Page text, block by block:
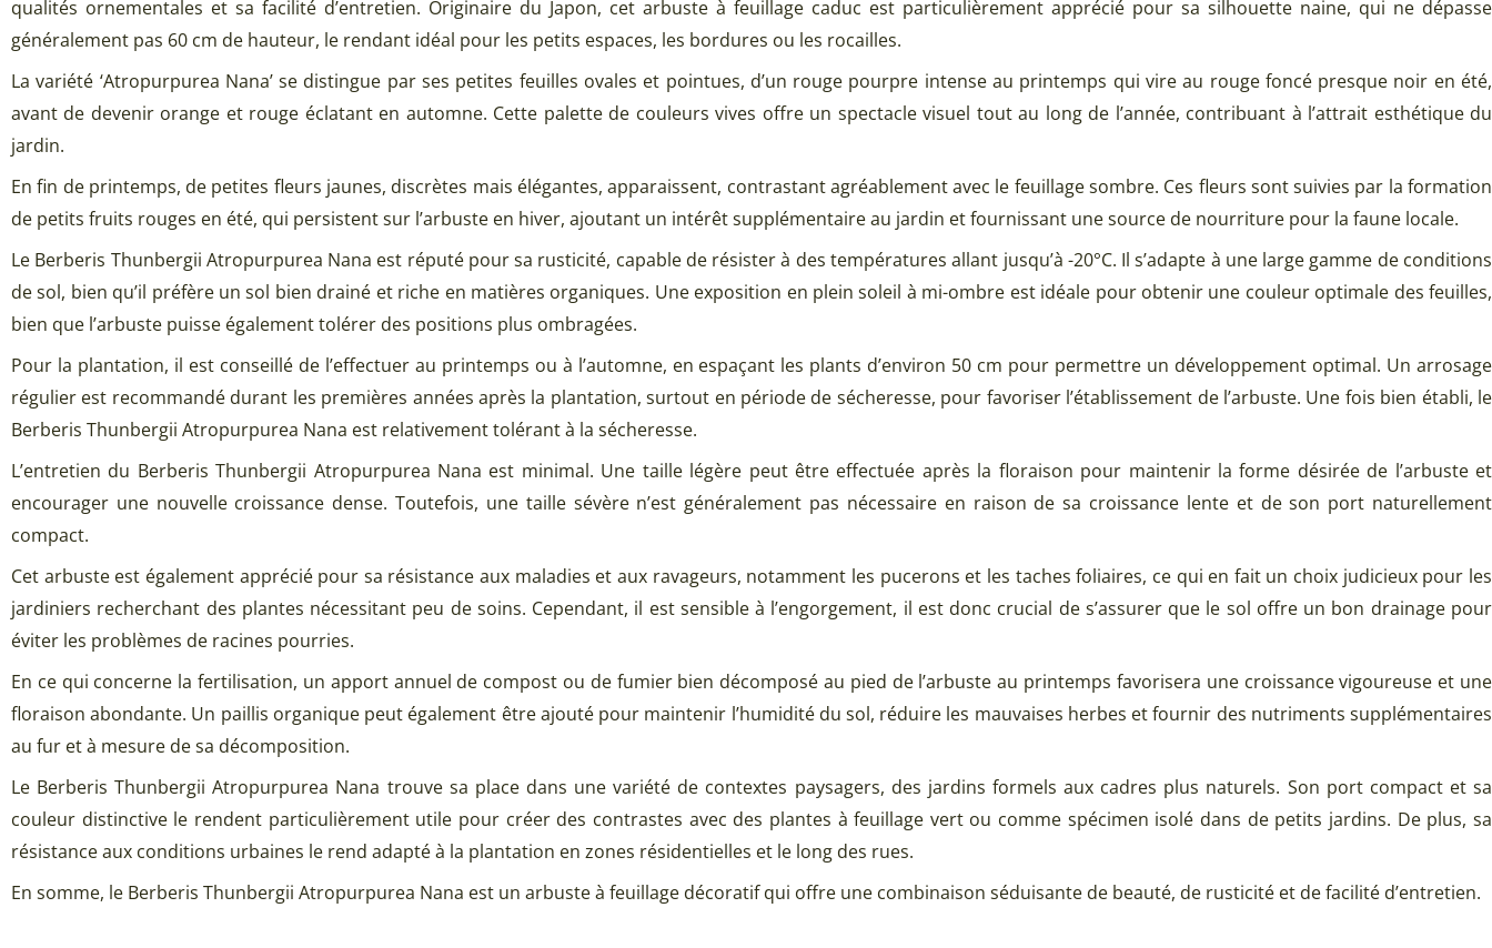
qualités ornementales et sa facilité d’entretien. Originaire du Japon, cet arbuste à feuillage caduc est particulièrement apprécié pour sa silhouette naine, qui ne dépasse
généralement pas 60 cm de hauteur, le rendant idéal pour les petits espaces, les bordures ou les rocailles.
La variété ‘Atropurpurea Nana’ se distingue par ses petites feuilles ovales et pointues, d’un rouge pourpre intense au printemps qui vire au rouge foncé presque noir en été,
avant de devenir orange et rouge éclatant en automne. Cette palette de couleurs vives offre un spectacle visuel tout au long de l’année, contribuant à l’attrait esthétique du
jardin.
En fin de printemps, de petites fleurs jaunes, discrètes mais élégantes, apparaissent, contrastant agréablement avec le feuillage sombre. Ces fleurs sont suivies par la formation
de petits fruits rouges en été, qui persistent sur l’arbuste en hiver, ajoutant un intérêt supplémentaire au jardin et fournissant une source de nourriture pour la faune locale.
Le Berberis Thunbergii Atropurpurea Nana est réputé pour sa rusticité, capable de résister à des températures allant jusqu’à -20°C. Il s’adapte à une large gamme de conditions
de sol, bien qu’il préfère un sol bien drainé et riche en matières organiques. Une exposition en plein soleil à mi-ombre est idéale pour obtenir une couleur optimale des feuilles,
bien que l’arbuste puisse également tolérer des positions plus ombragées.
Pour la plantation, il est conseillé de l’effectuer au printemps ou à l’automne, en espaçant les plants d’environ 50 cm pour permettre un développement optimal. Un arrosage
régulier est recommandé durant les premières années après la plantation, surtout en période de sécheresse, pour favoriser l’établissement de l’arbuste. Une fois bien établi, le
Berberis Thunbergii Atropurpurea Nana est relativement tolérant à la sécheresse.
L’entretien du Berberis Thunbergii Atropurpurea Nana est minimal. Une taille légère peut être effectuée après la floraison pour maintenir la forme désirée de l’arbuste et
encourager une nouvelle croissance dense. Toutefois, une taille sévère n’est généralement pas nécessaire en raison de sa croissance lente et de son port naturellement
compact.
Cet arbuste est également apprécié pour sa résistance aux maladies et aux ravageurs, notamment les pucerons et les taches foliaires, ce qui en fait un choix judicieux pour les
jardiniers recherchant des plantes nécessitant peu de soins. Cependant, il est sensible à l’engorgement, il est donc crucial de s’assurer que le sol offre un bon drainage pour
éviter les problèmes de racines pourries.
En ce qui concerne la fertilisation, un apport annuel de compost ou de fumier bien décomposé au pied de l’arbuste au printemps favorisera une croissance vigoureuse et une
floraison abondante. Un paillis organique peut également être ajouté pour maintenir l’humidité du sol, réduire les mauvaises herbes et fournir des nutriments supplémentaires
au fur et à mesure de sa décomposition.
Le Berberis Thunbergii Atropurpurea Nana trouve sa place dans une variété de contextes paysagers, des jardins formels aux cadres plus naturels. Son port compact et sa
couleur distinctive le rendent particulièrement utile pour créer des contrastes avec des plantes à feuillage vert ou comme spécimen isolé dans de petits jardins. De plus, sa
résistance aux conditions urbaines le rend adapté à la plantation en zones résidentielles et le long des rues.
En somme, le Berberis Thunbergii Atropurpurea Nana est un arbuste à feuillage décoratif qui offre une combinaison séduisante de beauté, de rusticité et de facilité d’entretien.